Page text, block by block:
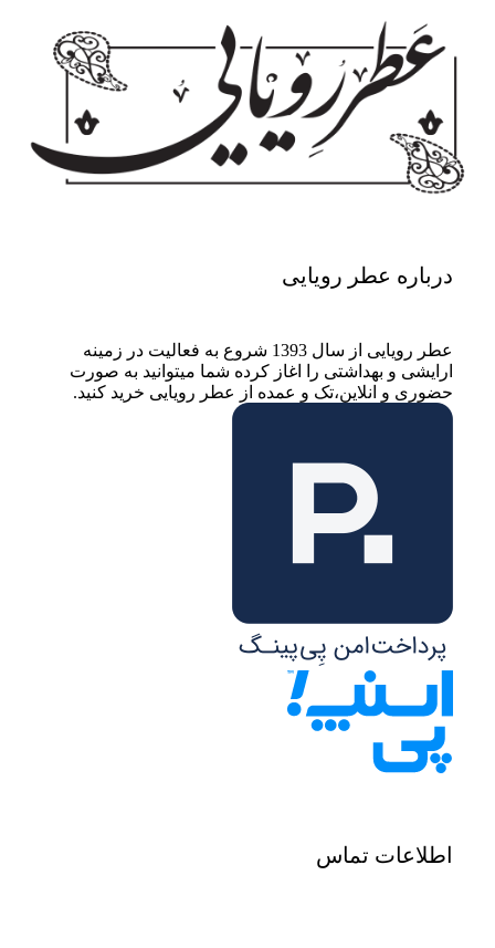
درباره عطر رویایی
عطر رویایی از سال 1393 شروع به فعالیت در زمینه
ارایشی و بهداشتی را اغاز کرده شما میتوانید به صورت
حضوری و انلاین،تک و عمده از عطر رویایی خرید کنید.
اطلاعات تماس